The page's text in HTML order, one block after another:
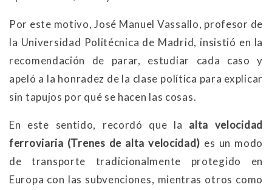
Por este motivo, José Manuel Vassallo, profesor de
la Universidad Politécnica de Madrid, insistió en la
recomendación de parar, estudiar cada caso y
apeló a la honradez de la clase política para explicar
sin tapujos por qué se hacen las cosas.
En este sentido, recordó que la alta velocidad
ferroviaria (Trenes de alta velocidad) es un modo
de transporte tradicionalmente protegido en
Europa con las subvenciones, mientras otros como